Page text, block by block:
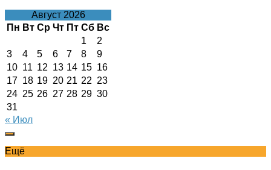
Август 2026
Пн Вт Ср Чт Пт Сб Вс
1
2
3
4 5 6 7 8
9
10 11 12 13 14 15 16
17 18 19 20 21 22 23
24 25 26 27 28 29 30
31
« Июл
Ещё